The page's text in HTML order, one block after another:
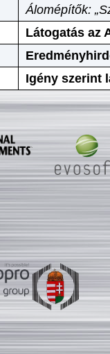
Álomépítők:
Látogatás az
Igény szerint